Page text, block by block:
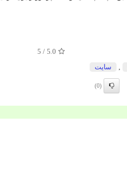
5.0
/ 5
سایت
(0)